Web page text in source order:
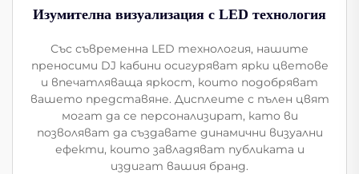
Изумителна визуализация с LED технология
Със съвременна LED технология, нашите
преносими DJ кабини осигуряват ярки цветове
и впечатляваща яркост, които подобряват
вашето представяне. Дисплеите с пълен цвят
могат да се персонализират, като ви
позволяват да създавате динамични визуални
ефекти, които завладяват публиката и
издигат вашия бранд.